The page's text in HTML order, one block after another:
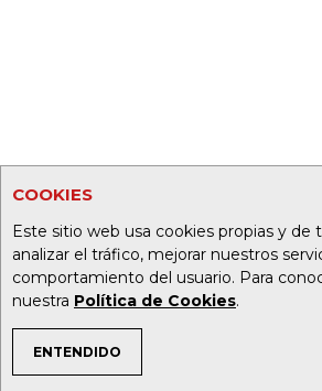
COOKIES
Este sitio web usa cookies propias y de
analizar el tráfico, mejorar nuestros
comportamiento del usuario. Para
nuestra Política de Cookies.
ENTENDIDO
TEMAS DE INTERÉS